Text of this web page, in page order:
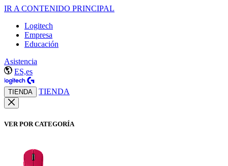
IR A CONTENIDO PRINCIPAL
Logitech
Empresa
Educación
Asistencia
ES,es
TIENDA TIENDA
VER POR CATEGORÍA